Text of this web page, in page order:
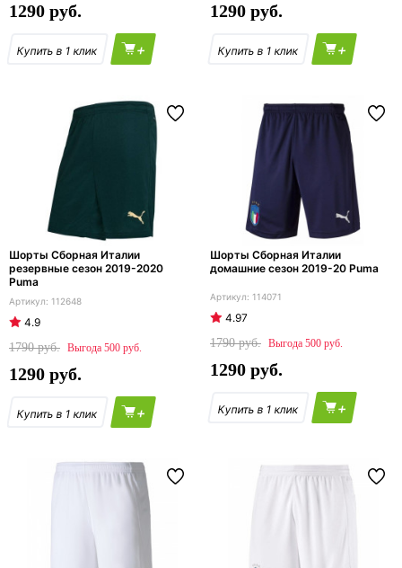
1290
+
1290
+
Шорты Сборная Италии
резервные сезон 2019-2020
Puma
112648
4.9
1790
500
1290
+
Шорты Сборная Италии
домашние сезон 2019-20 Puma
114071
4.97
1790
500
1290
+